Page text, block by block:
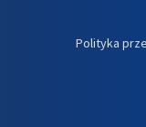
Polityka